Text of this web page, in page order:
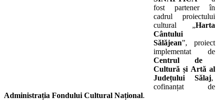
fost partener în
cadrul proiectului
cultural „Harta
Cântului
Sălăjean”, proiect
implementat de
Centrul de
Cultură și Artă al
Județului Sălaj,
cofinanțat de
Administrația Fondului Cultural Național.